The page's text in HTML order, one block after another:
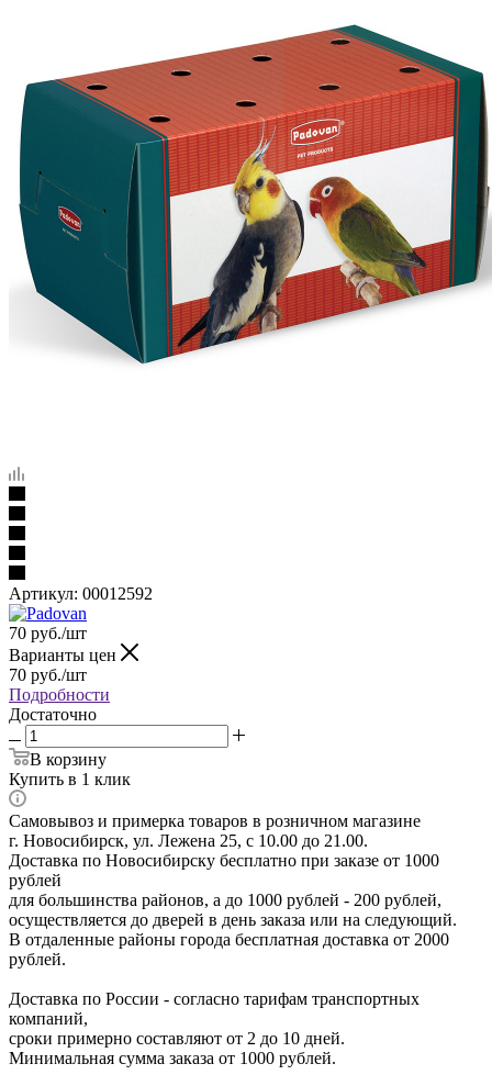
Артикул: 00012592
70 руб./шт
Варианты цен
70 руб./шт
Подробности
Достаточно
В корзину
Купить в 1 клик
Самовывоз и примерка товаров в розничном магазине
г. Новосибирск, ул. Лежена 25, с 10.00 до 21.00.
Доставка по Новосибирску бесплатно при заказе от 1000
рублей
для большинства районов, а до 1000 рублей - 200 рублей,
осуществляется до дверей в день заказа или на следующий.
В отдаленные районы города бесплатная доставка от 2000
рублей.
Доставка по России - согласно тарифам транспортных
компаний,
сроки примерно составляют от 2 до 10 дней.
Минимальная сумма заказа от 1000 рублей.